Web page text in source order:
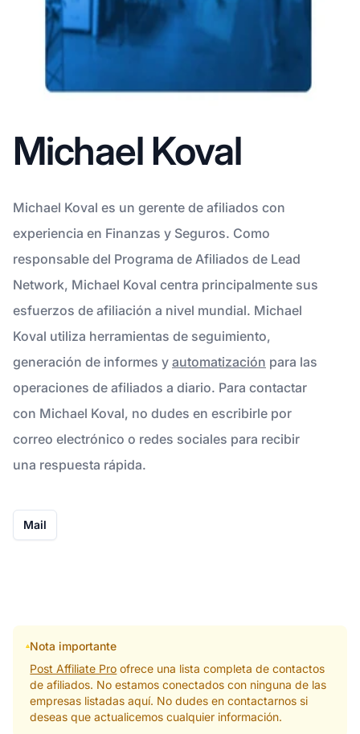
Michael Koval
Michael Koval es un gerente de afiliados con
experiencia en Finanzas y Seguros. Como
responsable del Programa de Afiliados de Lead
Network, Michael Koval centra principalmente sus
esfuerzos de afiliación a nivel mundial. Michael
Koval utiliza herramientas de seguimiento,
generación de informes y automatización para las
operaciones de afiliados a diario. Para contactar
con Michael Koval, no dudes en escribirle por
correo electrónico o redes sociales para recibir
una respuesta rápida.
Mail
Nota importante
Post Affiliate Pro ofrece una lista completa de contactos
de afiliados. No estamos conectados con ninguna de las
empresas listadas aquí. No dudes en contactarnos si
deseas que actualicemos cualquier información.